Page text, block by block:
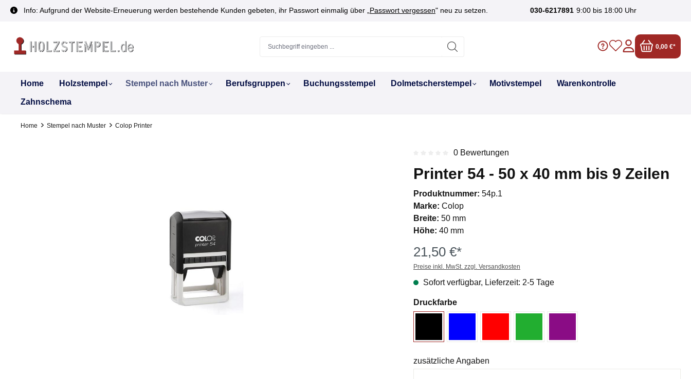
springen
Info: Aufgrund der Website-Erneuerung werden bestehende Kunden gebeten, ihr Passwort einmalig über „ Passwort vergessen" neu zu setzen. 030-6217891 9:00 bis 18:00 Uhr
0,00 €*
Home Holzstempel Stempel nach Muster Berufsgruppen Buchungsstempel Dolmetscherstempel Motivstempel Warenkontrolle
Zahnschema
Home Stempel nach Muster Colop Printer
0 Bewertungen
Printer 54 - 50 x 40 mm bis 9 Zeilen
Produktnummer: 54p.1
Marke: Colop
Breite: 50 mm
Höhe: 40 mm
21,50 €*
Preise inkl. MwSt. zzgl. Versandkosten
Sofort verfügbar, Lieferzeit: 2-5 Tage
Druckfarbe
zusätzliche Angaben